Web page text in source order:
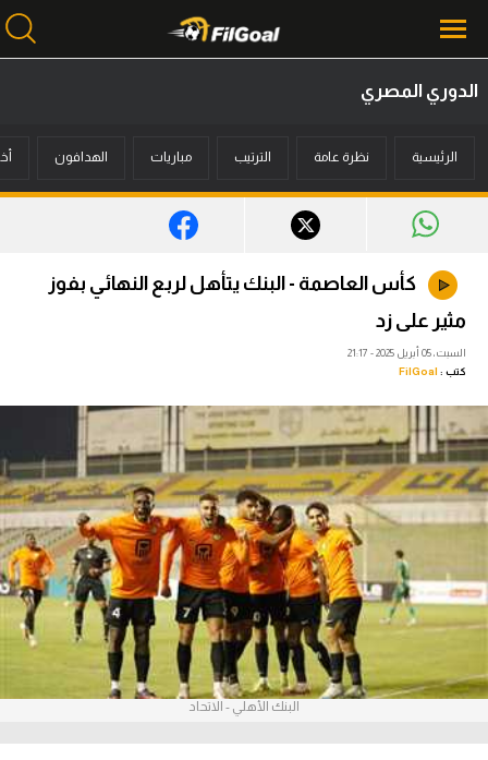
أخبار
فانتازي في الجول
فيديوهات
عدسات
آراء حرة
ركن الألعاب
أمريكا 2026
الدوري المصري
الرئيسية نظرة عامة الترتيب مباريات الهدافون
كأس العاصمة - البنك يتأهل لربع النهائي بفوز
مثير على زد
السبت، 05 أبريل 2025 - 21:17
كتب : FilGoal
البنك الأهلي - الاتحاد